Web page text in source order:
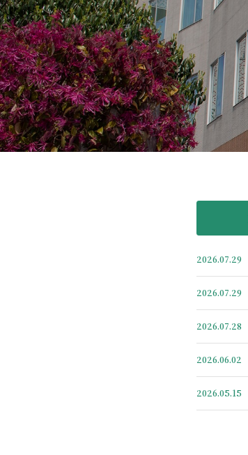
2026.07.29
2026.07.29
2026.07.28
2026.06.02
2026.05.15